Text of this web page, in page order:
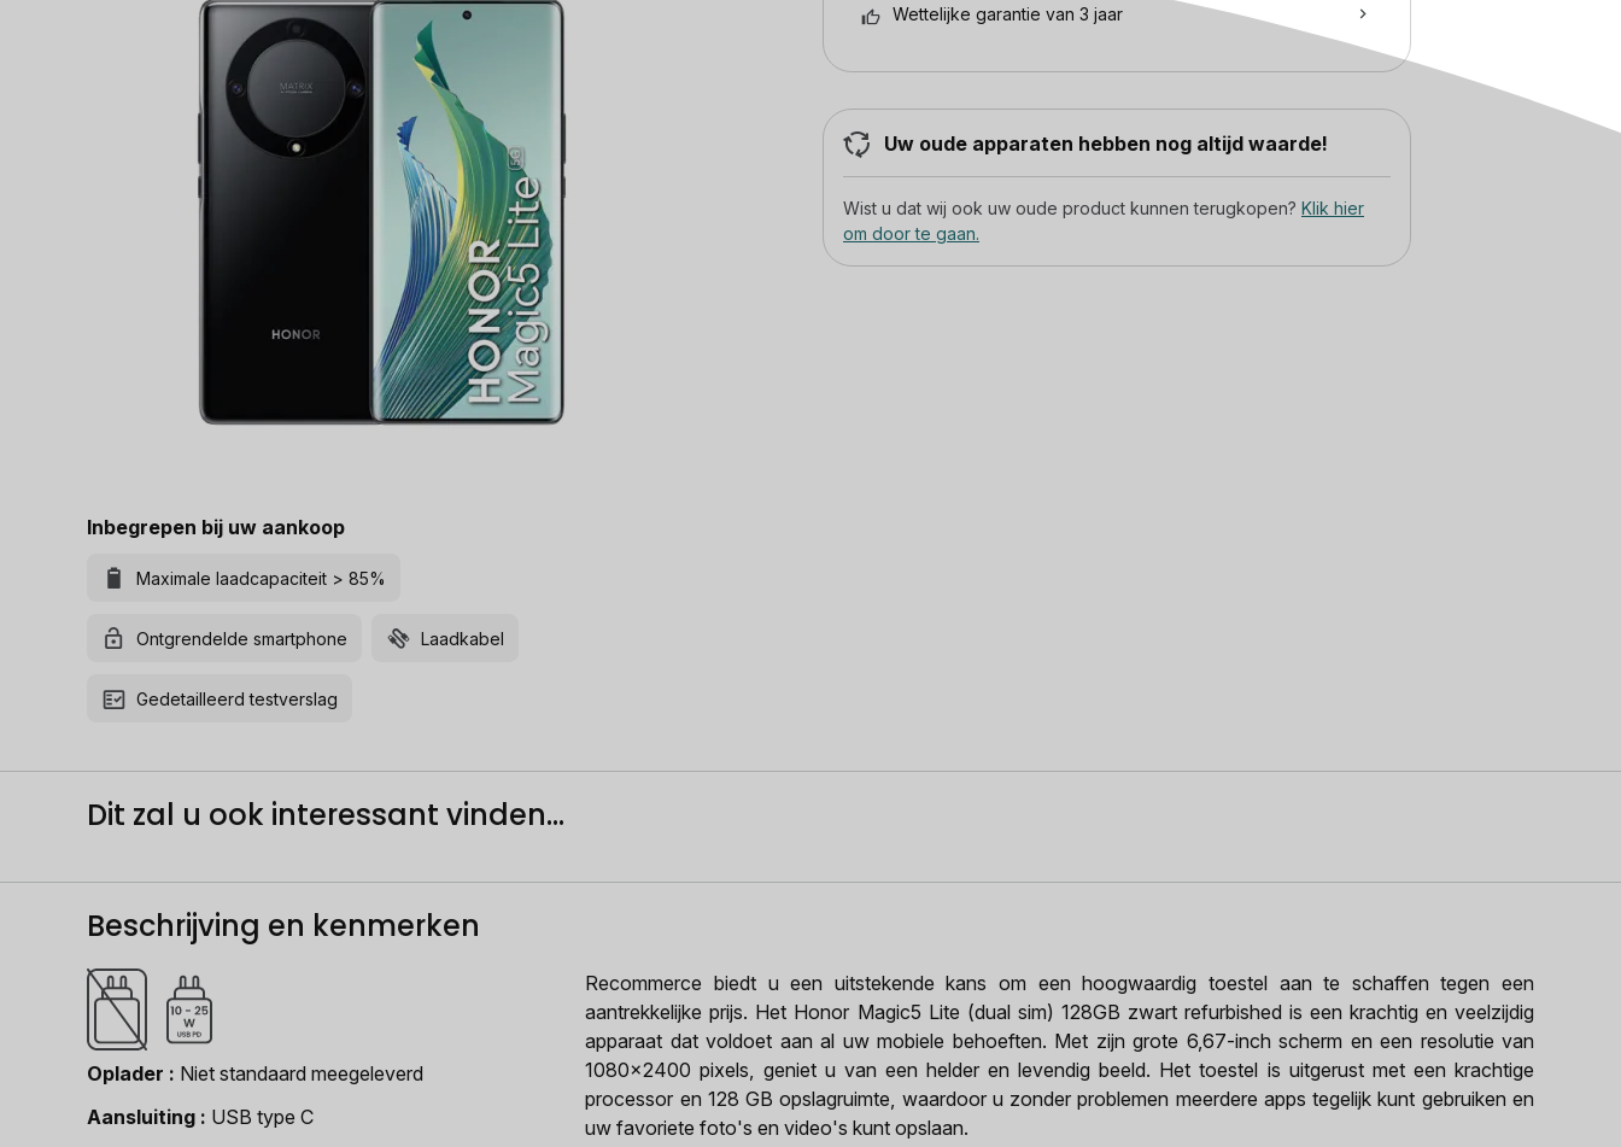
Inbegrepen bij uw aankoop
Maximale laadcapaciteit > 85%
Ontgrendelde smartphone Laadkabel
Gedetailleerd testverslag
Wettelijke garantie van 3 jaar
Uw oude apparaten hebben nog altijd waarde!
Wist u dat wij ook uw oude product kunnen terugkopen? Klik hier
om door te gaan.
Dit zal u ook interessant vinden...
Beschrijving en kenmerken
Oplader
Niet standaard meegeleverd
Aansluiting
USB type C
Recommerce biedt u een uitstekende kans om een hoogwaardig toestel aan te schaffen tegen een
aantrekkelijke prijs. Het Honor Magic5 Lite (dual sim) 128GB zwart refurbished is een krachtig en veelzijdig
apparaat dat voldoet aan al uw mobiele behoeften. Met zijn grote 6,67-inch scherm en een resolutie van
1080x2400 pixels, geniet u van een helder en levendig beeld. Het toestel is uitgerust met een krachtige
processor en 128 GB opslagruimte, waardoor u zonder problemen meerdere apps tegelijk kunt gebruiken en
uw favoriete foto's en video's kunt opslaan.